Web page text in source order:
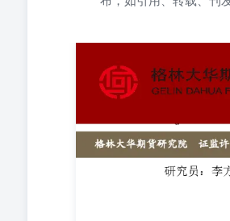
更多精彩内容请关注格林大华
F03104461交易咨询资格：
美元/吨，10/0.42%，折合人
74.15%，环比-0.97个百分点
分点。 5.昨日RU与NR主力价
山东鲁中地区丁二烯主流送到
工作日稳定 8.昨日顺丁橡胶
跌50元/吨至15100元/吨。 分
价。数字代表当日涨跌幅度范